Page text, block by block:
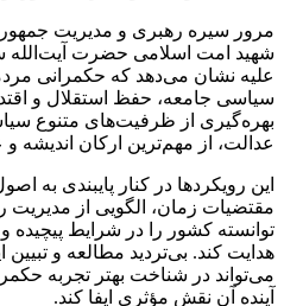
مرور سیره رهبری و مدیریت
شهید امت اسلامی حضرت آیت‌الله
علیه نشان می‌دهد که حکمرانی
سیاسی جامعه، حفظ استقلال و
بهره‌گیری از ظرفیت‌های متنوع
عدالت، از مهم‌ترین ارکان اندیشه
این رویکردها در کنار پایبندی به
مقتضیات زمان، الگویی از
توانسته کشور را در شرایط پیچیده
هدایت کند. بی‌تردید مطالعه و تبیین
می‌تواند در شناخت بهتر تجربه
آینده آن نقش مؤثری ایفا کند.